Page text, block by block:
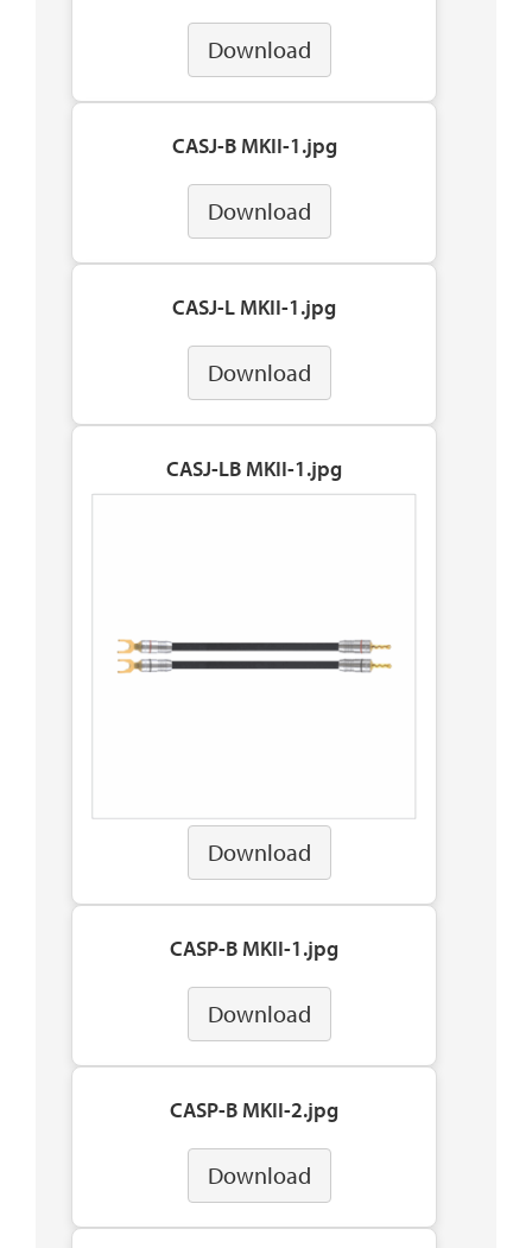
Download
CASJ-B MKII-1.jpg
Download
CASJ-L MKII-1.jpg
Download
CASJ-LB MKII-1.jpg
Download
CASP-B MKII-1.jpg
Download
CASP-B MKII-2.jpg
Download